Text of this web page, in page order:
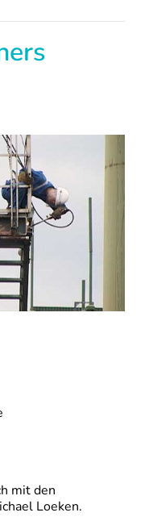
mit den
Loeken.